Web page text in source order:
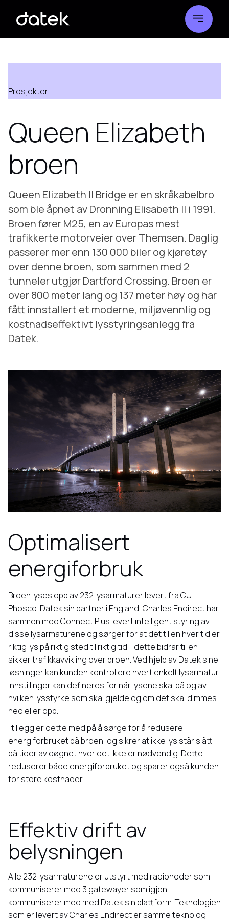
Prosjekter
Queen Elizabeth
broen
Queen Elizabeth II Bridge er en skråkabelbro
som ble åpnet av Dronning Elisabeth II i 1991.
Broen fører M25, en av Europas mest
trafikkerte motorveier over Themsen. Daglig
passerer mer enn 130 000 biler og kjøretøy
over denne broen, som sammen med 2
tunneler utgjør Dartford Crossing. Broen er
over 800 meter lang og 137 meter høy og har
fått innstallert et moderne, miljøvennlig og
kostnadseffektivt lysstyringsanlegg fra
Datek.
Optimalisert
energiforbruk
Broen lyses opp av 232 lysarmaturer levert fra CU
Phosco. Datek sin partner i England, Charles Endirect har
sammen med Connect Plus levert intelligent styring av
disse lysarmaturene og sørger for at det til en hver tid er
riktig lys på riktig sted til riktig tid - dette bidrar til en
sikker trafikkavvikling over broen. Ved hjelp av Datek sine
løsninger kan kunden kontrollere hvert enkelt lysarmatur.
Innstillinger kan defineres for når lysene skal på og av,
hvilken lysstyrke som skal gjelde og om det skal dimmes
ned eller opp.
I tillegg er dette med på å sørge for å redusere
energiforbruket på broen, og sikrer at ikke lys står slått
på tider av døgnet hvor det ikke er nødvendig. Dette
reduserer både energiforbruket og sparer også kunden
for store kostnader.
Effektiv drift av
belysningen
Alle 232 lysarmaturene er utstyrt med radionoder som
kommuniserer med 3 gatewayer som igjen
kommuniserer med med Datek sin plattform. Teknologien
som er levert av Charles Endirect er samme teknologi